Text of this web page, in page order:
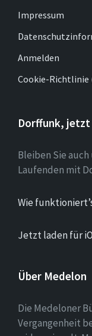
Impressum
Anmelden
Cookie-Richtlinie
Dorffunk,
Bleiben Sie
Laufenden mit
Wie
Jetzt laden für
Über Medelon
Die Medeloner
Vergangenheit